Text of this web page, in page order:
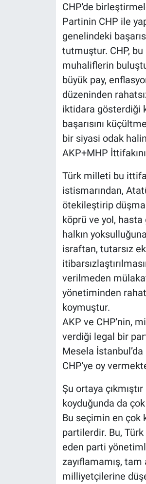
CHP'de
Partinin CHP ile
genelindeki
tutmuştur. CHP,
muhaliflerin
büyük pay,
düzeninden
iktidara gösterdiği
başarısını
bir siyasi odak
AKP+MHP
Türk milleti bu
istismarından,
ötekileştirip
köprü ve yol,
halkın
israftan, tutarsız
verilmeden
yönetiminden
koymuştur.
AKP ve CHP'nin,
verdiği legal bir
Mesela
CHP'ye oy
Şu ortaya
koyduğunda da
Bu seçimin en çok
partilerdir. Bu,
eden parti
zayıflamamış,
milliyetçilerine